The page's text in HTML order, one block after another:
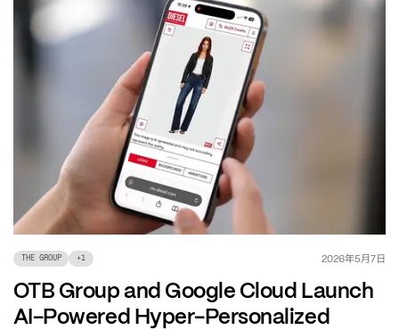
THE GROUP +1 2026年5月7日
OTB Group and Google Cloud Launch
AI-Powered Hyper-Personalized